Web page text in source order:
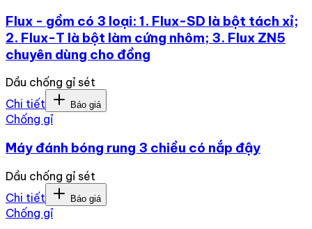
Flux - gồm có 3 loại: 1. Flux-SD là bột tách xỉ;
2. Flux-T là bột làm cứng nhôm; 3. Flux ZN5
chuyên dùng cho đồng
Dầu chống gỉ sét
Chi tiết
Báo giá
Chống gỉ
Máy đánh bóng rung 3 chiều có nắp đậy
Dầu chống gỉ sét
Chi tiết
Báo giá
Chống gỉ